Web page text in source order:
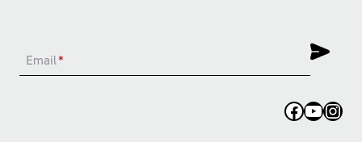
Email*
Facebook